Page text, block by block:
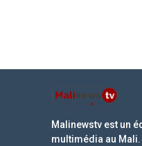
Malinewstv est un
multimédia au Mali.